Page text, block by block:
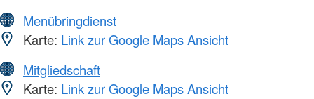
Menübringdienst
Karte: Link zur Google Maps Ansicht
Mitgliedschaft
Karte: Link zur Google Maps Ansicht